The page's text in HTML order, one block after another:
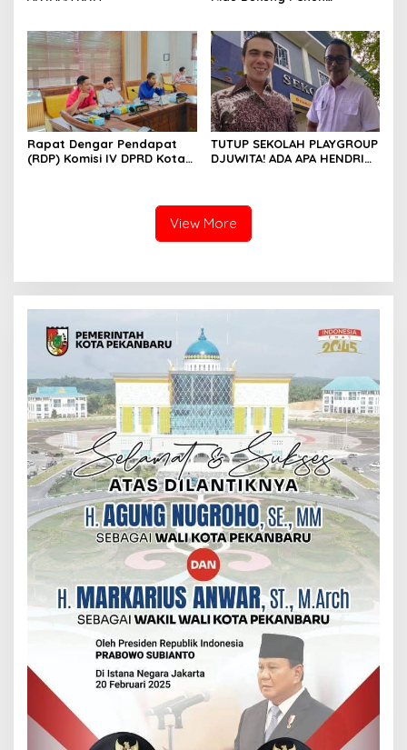
Kabupaten Kepulauan
Meranti
Rapat Dengar Pendapat
(RDP) Komisi IV DPRD Kota
TUTUP SEKOLAH PLAYGROUP
DJUWITA! ADA APA HENDRI
View More